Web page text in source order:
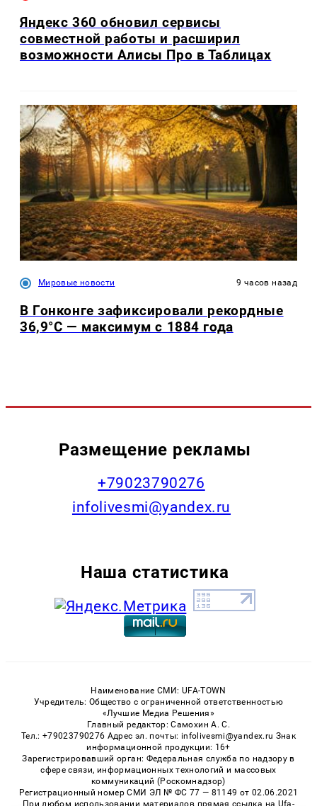
Яндекс 360 обновил сервисы
совместной работы и расширил
возможности Алисы Про в Таблицах
Мировые новости 9 часов назад
В Гонконге зафиксировали рекордные
36,9°C — максимум с 1884 года
Размещение рекламы
+79023790276
infolivesmi@yandex.ru
Наша статистика
Наименование СМИ: UFA-TOWN
Учредитель: Общество с ограниченной ответственностью
«Лучшие Медиа Решения»
Главный редактор: Самохин А. С.
Тел.: +79023790276 Адрес эл. почты: infolivesmi@yandex.ru Знак
информационной продукции: 16+
Зарегистрировавший орган: Федеральная служба по надзору в
сфере связи, информационных технологий и массовых
коммуникаций (Роскомнадзор)
Регистрационный номер СМИ ЭЛ № ФС 77 — 81149 от 02.06.2021
При любом использовании материалов прямая ссылка на Ufa-